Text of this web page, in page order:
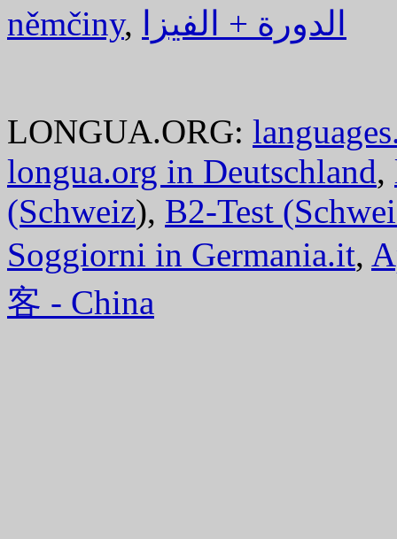
němčiny, الدورة + الفيزا
LONGUA.ORG:
longua.org in Deutschland,
(Schweiz), B2-Test
Soggiorni in Germania.it,
客 - China